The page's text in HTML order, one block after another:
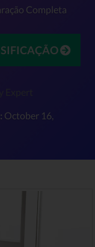
Completa
October 16,